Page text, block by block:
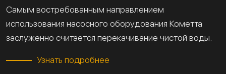
Самым востребованным направлением
использования насосного оборудования Кометта
заслуженно считается перекачивание чистой воды.
Узнать подробнее